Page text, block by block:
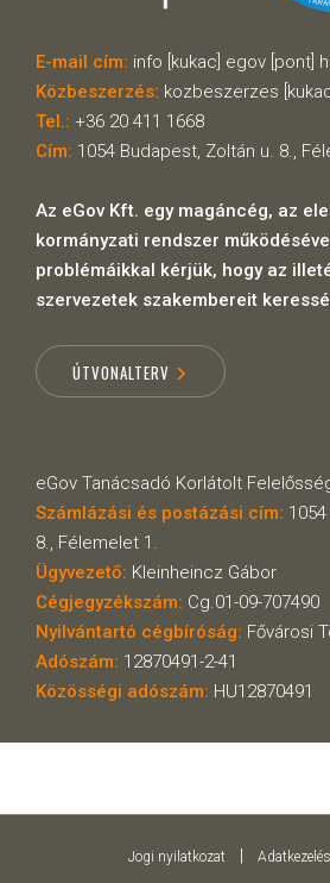
E-mail cím: info [kukac] egov [pont]
Közbeszerzés: kozbeszerzes
Tel.: +36 20 411 1668
Cím: 1054 Budapest, Zoltán u. 8.,
Az eGov Kft. egy magáncég, az
kormányzati rendszer
problémáikkal kérjük, hogy az
szervezetek szakembereit
ÚTVONALTERV
eGov Tanácsadó Korlátolt
Számlázási és postázási cím:
8., Félemelet 1.
Ügyvezető: Kleinheincz Gábor
Cégjegyzékszám: Cg.01-09-707490
Nyilvántartó cégbíróság: Fővárosi
Adószám: 12870491-2-41
Közösségi adószám: HU12870491
Jogi nyilatkozat|